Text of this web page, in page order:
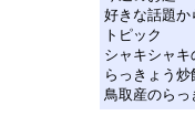
好きな話題か
トピック
シャキシャ
らっきょう炒
鳥取産のらっ